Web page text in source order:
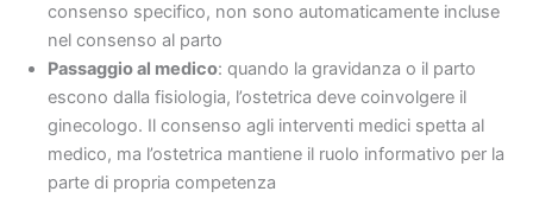
consenso specifico, non sono automaticamente incluse
nel consenso al parto
Passaggio al medico: quando la gravidanza o il parto
escono dalla fisiologia, l’ostetrica deve coinvolgere il
ginecologo. Il consenso agli interventi medici spetta al
medico, ma l’ostetrica mantiene il ruolo informativo per la
parte di propria competenza